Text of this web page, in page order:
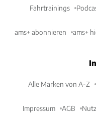
Fahrtrainings
ams+ abonnieren ams+
Alle Marken von A-Z
Impressum AGB